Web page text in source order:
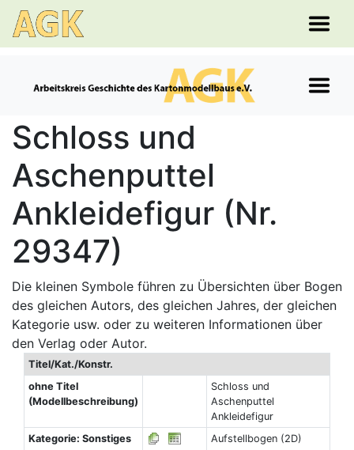
Schloss und
Aschenputtel
Ankleidefigur (Nr.
29347)
Die kleinen Symbole führen zu Übersichten über Bogen
des gleichen Autors, des gleichen Jahres, der gleichen
Kategorie usw. oder zu weiteren Informationen über
den Verlag oder Autor.
Titel/Kat./Konstr.
ohne Titel
(Modellbeschreibung)
Schloss und
Aschenputtel
Ankleidefigur
Kategorie: Sonstiges
Aufstellbogen (2D)